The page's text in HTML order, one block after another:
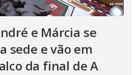
e Márcia se
sede e vão em
da final de A